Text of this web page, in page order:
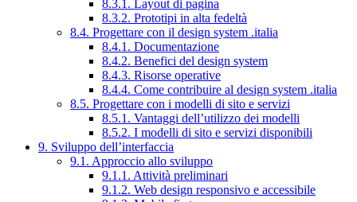
8.3.1. Layout di pagina
8.3.2. Prototipi in alta fedeltà
8.4. Progettare con il design system .italia
8.4.1. Documentazione
8.4.2. Benefici del design system
8.4.3. Risorse operative
8.4.4. Come contribuire al design system .italia
8.5. Progettare con i modelli di sito e servizi
8.5.1. Vantaggi dell’utilizzo dei modelli
8.5.2. I modelli di sito e servizi disponibili
9. Sviluppo dell’interfaccia
9.1. Approccio allo sviluppo
9.1.1. Attività preliminari
9.1.2. Web design responsivo e accessibile